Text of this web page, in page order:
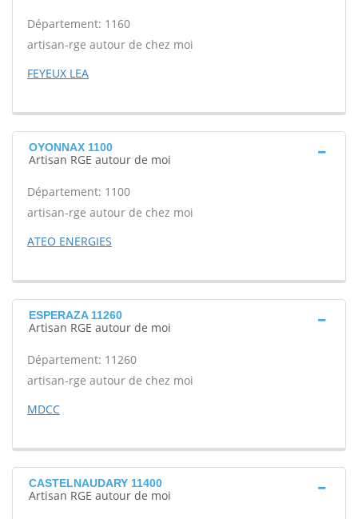
Département: 1160
artisan-rge autour de chez moi
FEYEUX LEA
OYONNAX 1100
Artisan RGE autour de moi
Département: 1100
artisan-rge autour de chez moi
ATEO ENERGIES
ESPERAZA 11260
Artisan RGE autour de moi
Département: 11260
artisan-rge autour de chez moi
MDCC
CASTELNAUDARY 11400
Artisan RGE autour de moi